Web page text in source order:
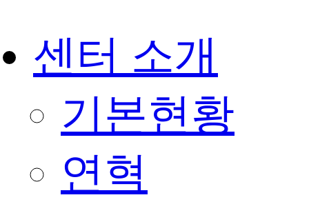
센터 소개
기본현황
연혁